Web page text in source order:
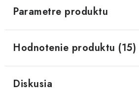
Parametre produktu
Hodnotenie produktu (15)
Diskusia